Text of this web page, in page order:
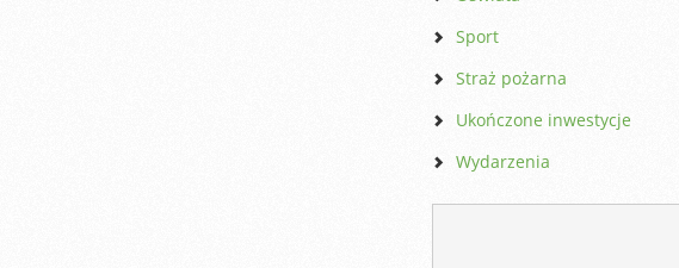
Sport
Straż pożarna
Ukończone inwestycje
Wydarzenia